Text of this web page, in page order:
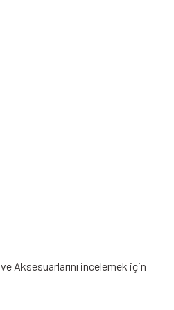
ve Aksesuarlarını incelemek için